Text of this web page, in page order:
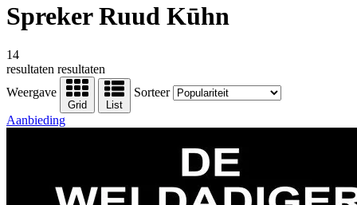
Spreker Ruud Kūhn
14
resultaten resultaten
Weergave
Grid List
Sorteer
Aanbieding